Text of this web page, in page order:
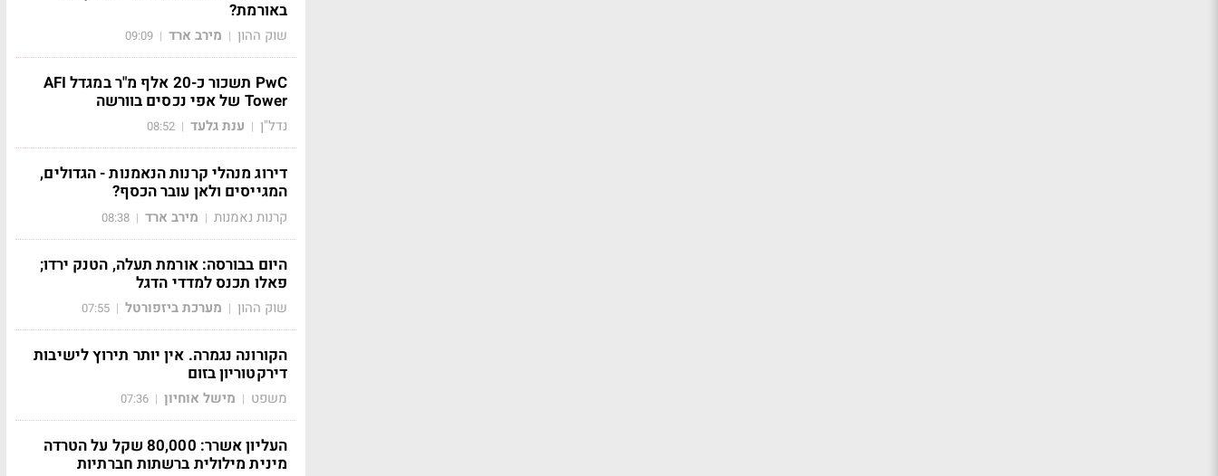
באורמת?
שוק ההון | מירב ארד |
09:09
PwC תשכור כ-20 אלף מ"ר במגדל AFI
Tower של אפי נכסים בוורשה
נדל"ן | ענת גלעד |
08:52
דירוג מנהלי קרנות הנאמנות - הגדולים,
המגייסים ולאן עובר הכסף?
קרנות נאמנות | מירב ארד |
08:38
היום בבורסה: אורמת תעלה, הטנק ירדו;
פאלו תכנס למדדי הדגל
שוק ההון | מערכת ביזפורטל |
07:55
הקורונה נגמרה. אין יותר תירוץ לישיבות
דירקטוריון בזום
משפט | מישל אוחיון |
07:36
העליון אשרר: 80,000 שקל על הטרדה
מינית מילולית ברשתות חברתיות